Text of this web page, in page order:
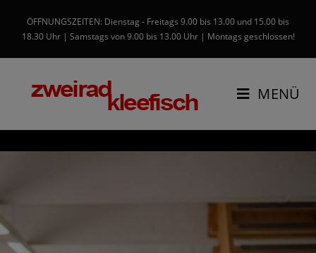
ÖFFNUNGSZEITEN: Dienstag - Freitags 9.00 bis 13.00 und 15.00 bis
18.30 Uhr | Samstags von 9.00 bis 13.00 Uhr | Montags geschlossen!
MENÜ